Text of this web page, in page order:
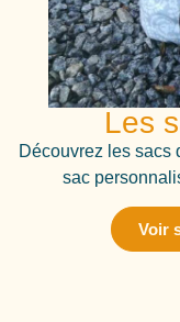
Les
Découvrez les sacs
sac
Voir